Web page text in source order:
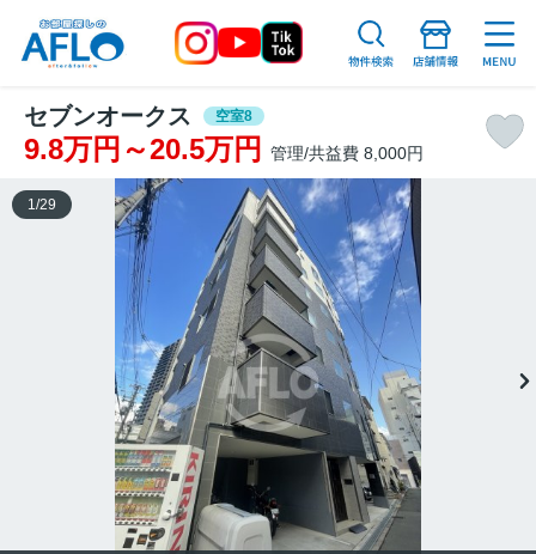
セブンオークス 空室8
9.8万円～20.5万円 管理/共益費 8,000円
1 /29